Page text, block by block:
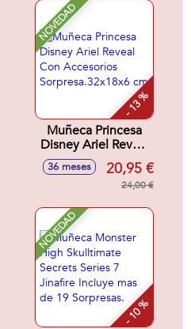
NOVEDAD
- 13 %
Muñeca Princesa
Disney Ariel Reveal
Con Accesorios
Sorpresa.32x18x6
36 meses 20,95 €
24,00 €
NOVEDAD
- 10 %